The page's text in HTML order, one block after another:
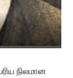
நிலமான